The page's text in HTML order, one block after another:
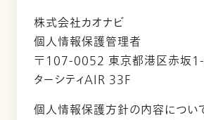
株式会社カオナビ
個人情報保護管理者
〒107-0052 東京都港区赤坂
ターシティAIR 33F
個人情報保護方針の内容につい